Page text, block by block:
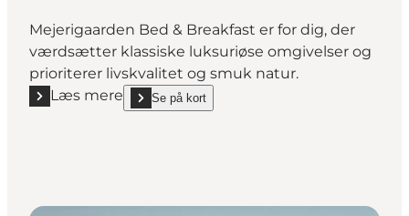
Mejerigaarden Bed & Breakfast er for dig, der
værdsætter klassiske luksuriøse omgivelser og
prioriterer livskvalitet og smuk natur.
Læs mere
Læs mere "Mejerigaarden Bed & Breakfast"
Se på kort
show Mejerigaarden Bed & Breakfast on_map